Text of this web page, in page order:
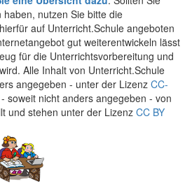
nutzen Sie bitte die
auf Unterricht.Schule angeboten
gut weiterentwickeln lässt
für die Unterrichtsvorbereitung und
Alle Inhalt von Unterricht.Schule
angegeben - unter der Lizenz CC-
soweit nicht anders angegeben - von
und stehen unter der Lizenz CC BY